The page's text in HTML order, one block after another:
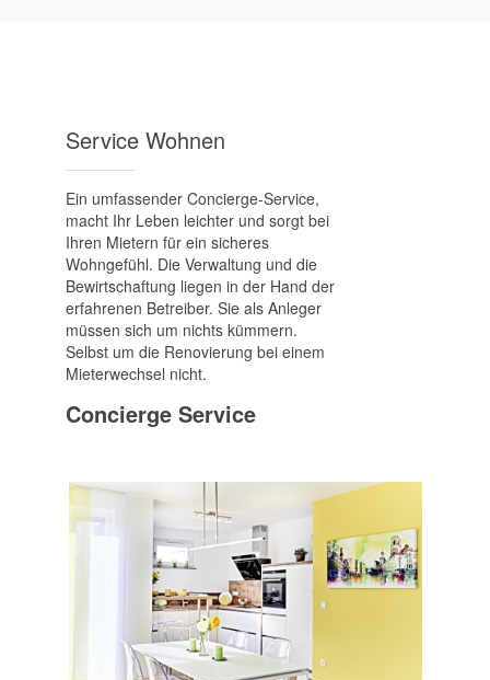
Service Wohnen
Ein umfassender Concierge-Service,
macht Ihr Leben leichter und sorgt bei
Ihren Mietern für ein sicheres
Wohngefühl. Die Verwaltung und die
Bewirtschaftung liegen in der Hand der
erfahrenen Betreiber. Sie als Anleger
müssen sich um nichts kümmern.
Selbst um die Renovierung bei einem
Mieterwechsel nicht.
Concierge Service